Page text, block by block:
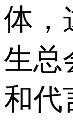
体，
生总
和代